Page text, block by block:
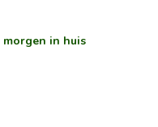
morgen in huis